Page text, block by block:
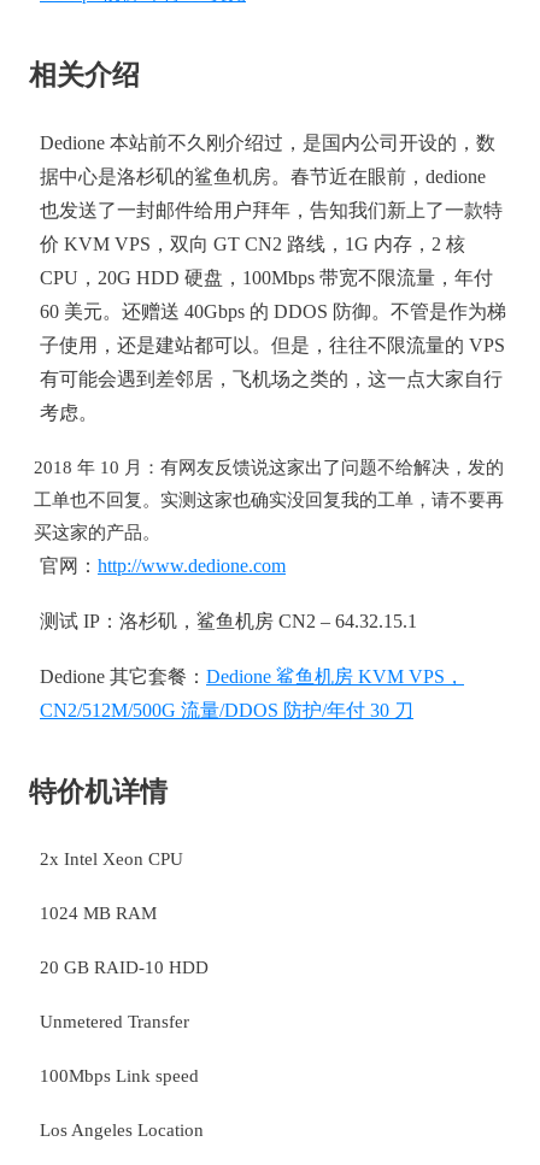
相关介绍
Dedione 本站前不久刚介绍过，是国内公司开设的，数
据中心是洛杉矶的鲨鱼机房。春节近在眼前，dedione
也发送了一封邮件给用户拜年，告知我们新上了一款特
价 KVM VPS，双向 GT CN2 路线，1G 内存，2 核
CPU，20G HDD 硬盘，100Mbps 带宽不限流量，年付
60 美元。还赠送 40Gbps 的 DDOS 防御。不管是作为梯
子使用，还是建站都可以。但是，往往不限流量的 VPS
有可能会遇到差邻居，飞机场之类的，这一点大家自行
考虑。
2018 年 10 月：有网友反馈说这家出了问题不给解决，发的
工单也不回复。实测这家也确实没回复我的工单，请不要再
买这家的产品。
官网： http://www.dedione.com
测试 IP：洛杉矶，鲨鱼机房 CN2 – 64.32.15.1
Dedione 其它套餐： Dedione 鲨鱼机房 KVM VPS，
CN2/512M/500G 流量/DDOS 防护/年付 30 刀
特价机详情
2x Intel Xeon CPU
1024 MB RAM
20 GB RAID-10 HDD
Unmetered Transfer
100Mbps Link speed
Los Angeles Location